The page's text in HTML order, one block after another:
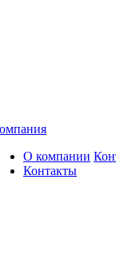
О компании
Контакты